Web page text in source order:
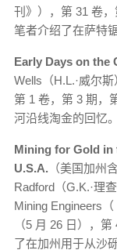
刊》），第 31 卷，
笔者介绍了在萨特
Early Days on the
Wells（H.L.·威尔
第 1 卷，第 3 期，
河沿线淘金的回忆。
Mining for Gold in
U.S.A. （美国加州
Radford（G.K.·理
Mining Engineers
（5 月 26 日），
了在加州用于从沙